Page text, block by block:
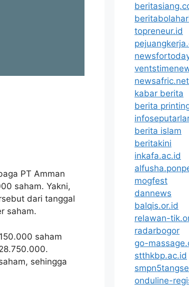
PT Amman
saham. Yakni,
dari tanggal
saham.
saham
sehingga
topreneur.id
newsafric.net
kabar berita
berita
berita islam
beritakini
inkafa.ac.id
mogfest
dannews
balqis.or.id
relawan-
radarbogor
go-
stthkbp.ac.id
onduline-